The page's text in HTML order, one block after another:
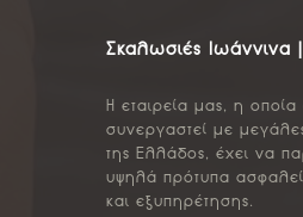
Σκαλωσιές Ιωάννινα
Η εταιρεία μας, η οποία
συνεργαστεί με
της Ελλάδος, έχει να
υψηλά πρότυπα
και εξυπηρέτησης.